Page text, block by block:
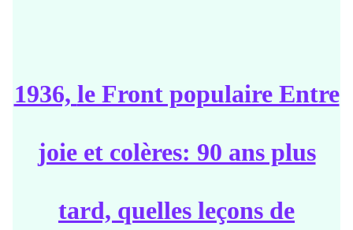
1936, le Front populaire Entre
joie et colères: 90 ans plus
tard, quelles leçons de